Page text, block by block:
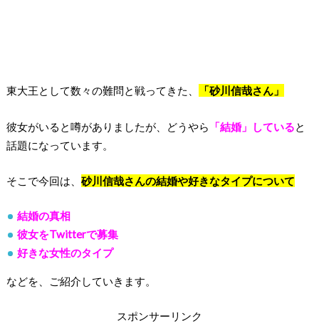
東大王として数々の難問と戦ってきた、 「砂川信哉さん」
彼女がいると噂がありましたが、どうやら 「結婚」していると
話題になっています。
そこで今回は、 砂川信哉さんの結婚や好きなタイプについて
結婚の真相
彼女をTwitterで募集
好きな女性のタイプ
などを、ご紹介していきます。
スポンサーリンク